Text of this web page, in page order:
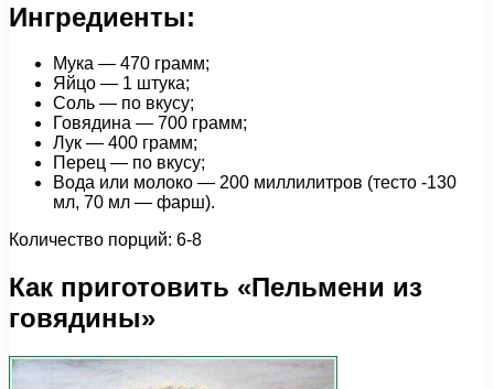
Ингредиенты:
Мука — 470 грамм;
Яйцо — 1 штука;
Соль — по вкусу;
Говядина — 700 грамм;
Лук — 400 грамм;
Перец — по вкусу;
Вода или молоко — 200 миллилитров (тесто -130
мл, 70 мл — фарш).
Количество порций: 6-8
Как приготовить «Пельмени из
говядины»